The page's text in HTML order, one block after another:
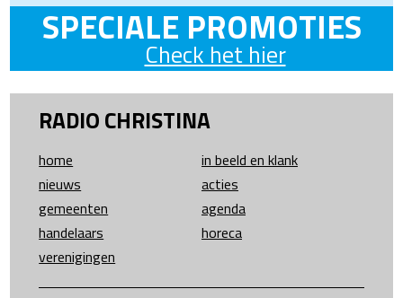
SPECIALE PROMOTIES
Check het hier
RADIO CHRISTINA
home
in beeld en klank
nieuws
acties
gemeenten
agenda
handelaars
horeca
verenigingen